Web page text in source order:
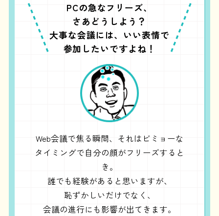
PCの急なフリーズ、
さあどうしよう？
大事な会議には、いい表情で
参加したいですよね！
Web会議で焦る瞬間、それはビミョーな
タイミングで自分の顔がフリーズすると
き。
誰でも経験があると思いますが、
恥ずかしいだけでなく、
会議の進行にも影響が出てきます。